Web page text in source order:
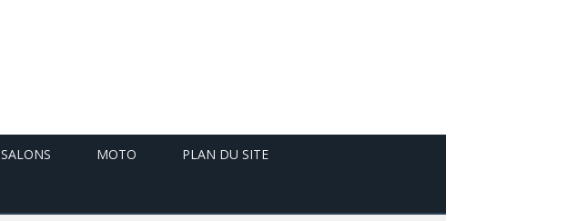
SALONS MOTO PLAN DU SITE